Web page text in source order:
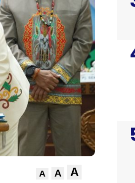
A A A